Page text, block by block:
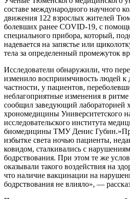
составе международного научного
движения 122 взрослых жителей
болевших ранее COVID-19, с
специального прибора, который,
надевается на запястье или
тела за определенный промежуток
Исследователи обнаружили, что
изменило восприимчивость людей к
частности, у пациентов,
неблагоприятные изменения в ритме
сообщил заведующий лабораторией
хрономедицины Университетского
исследовательского института
биомедицины ТМУ Денис
избытке света ночью пациенты,
ковидом, сталкивались с
бодрствования. При этом те же
оказывали такого воздействия на
что наличие вакцинации на
бодрствования не влияло», —